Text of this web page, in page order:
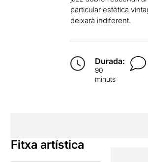
particular estètica
deixarà indiferent.
Durada:
90
minuts
Fitxa artística